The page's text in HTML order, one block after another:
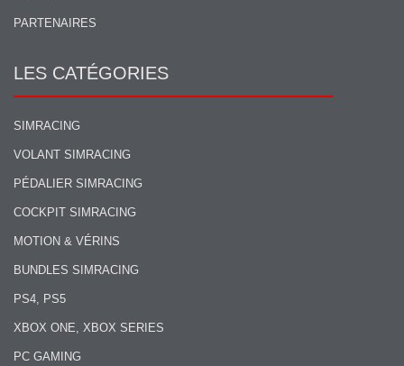
PARTENAIRES
LES CATÉGORIES
SIMRACING
VOLANT SIMRACING
PÉDALIER SIMRACING
COCKPIT SIMRACING
MOTION & VÉRINS
BUNDLES SIMRACING
PS4, PS5
XBOX ONE, XBOX SERIES
PC GAMING